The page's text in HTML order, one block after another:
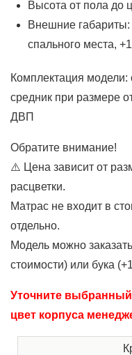
Высота от пола до
Внешние
спального места,
Комплектация модели:
средник при размере
ДВП
Обратите внимание!
⚠️ Цена зависит от
расцветки.
Матрас не входит в
отдельно.
Модель можно
стоимости) или бука
Уточните
цвет корпуса